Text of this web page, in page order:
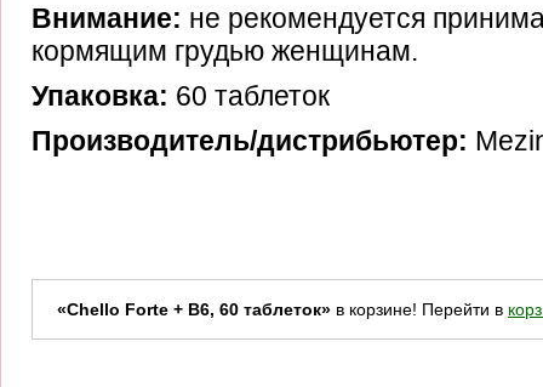
Внимание: не рекомендуется
кормящим грудью женщинам.
Упаковка: 60 таблеток
Производитель/дистрибьютер:
«Chello Forte + B6, 60 таблеток» в корзине! Перейти в